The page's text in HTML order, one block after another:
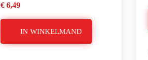
€ 6,49
IN WINKELMAND